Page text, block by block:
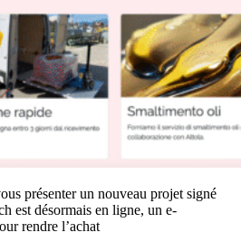
présenter un nouveau projet signé
est désormais en ligne, un e-
rendre l’achat